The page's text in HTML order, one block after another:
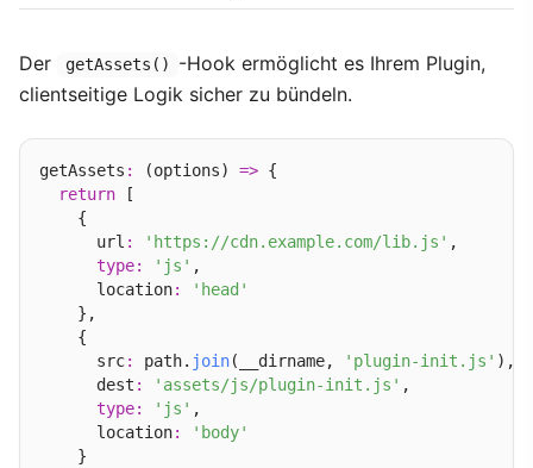
Der getAssets()
-Hook ermöglicht es Ihrem Plugin,
clientseitige Logik sicher zu bündeln.
getAssets : (options) => {
return [
    {
      url
: 'https://cdn.example.com/lib.js' ,
type: 'js' ,
      location
:
'head'
    },
    {
      src
: path. join(__dirname, 'plugin-init.js' ),
      dest
: 'assets/js/plugin-init.js' ,
type: 'js' ,
      location
:
'body'
    }